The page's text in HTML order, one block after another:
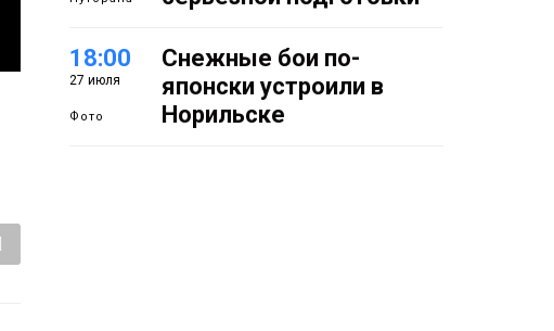
18:00
27 июля
Фото
Снежные бои по-
японски устроили в
Норильске